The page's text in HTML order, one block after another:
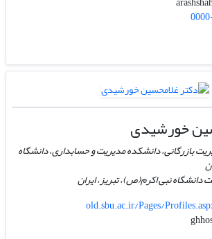
خورشیدی
بازرگانی، دانشکده مدیریت و حسابداری، دانشگاه
نبی اکرم(ص)، تبریز، ایران
old.sbu.ac.ir/Pages/